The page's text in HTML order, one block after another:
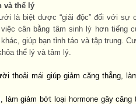
và thể lý
là biệt dược “giải độc” đối với sự
cân bằng tâm sinh lý hơn tiếng
giúp bạn tỉnh táo và tập trung.
thể lý và tâm lý.
thoải mái giúp giảm căng thẳng,
làm giảm bớt loại hormone gây căng